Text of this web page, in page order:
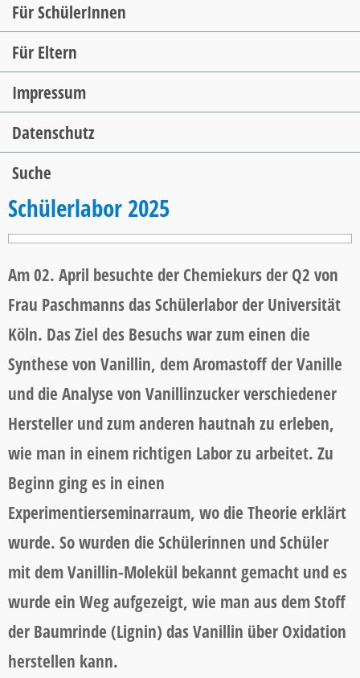
Für SchülerInnen
Für Eltern
Impressum
Datenschutz
Suche
Schülerlabor 2025
Am 02. April besuchte der Chemiekurs der Q2 von
Frau Paschmanns das Schülerlabor der Universität
Köln. Das Ziel des Besuchs war zum einen die
Synthese von Vanillin, dem Aromastoff der Vanille
und die Analyse von Vanillinzucker verschiedener
Hersteller und zum anderen hautnah zu erleben,
wie man in einem richtigen Labor zu arbeitet. Zu
Beginn ging es in einen
Experimentierseminarraum, wo die Theorie erklärt
wurde. So wurden die Schülerinnen und Schüler
mit dem Vanillin-Molekül bekannt gemacht und es
wurde ein Weg aufgezeigt, wie man aus dem Stoff
der Baumrinde (Lignin) das Vanillin über Oxidation
herstellen kann.